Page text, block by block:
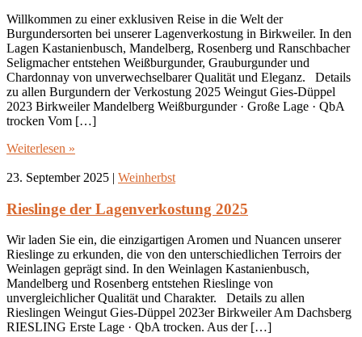
Willkommen zu einer exklusiven Reise in die Welt der
Burgundersorten bei unserer Lagenverkostung in Birkweiler. In den
Lagen Kastanienbusch, Mandelberg, Rosenberg und Ranschbacher
Seligmacher entstehen Weißburgunder, Grauburgunder und
Chardonnay von unverwechselbarer Qualität und Eleganz. Details
zu allen Burgundern der Verkostung 2025 Weingut Gies-Düppel
2023 Birkweiler Mandelberg Weißburgunder · Große Lage · QbA
trocken Vom […]
Weiterlesen »
23. September 2025 | Weinherbst
Rieslinge der Lagenverkostung 2025
Wir laden Sie ein, die einzigartigen Aromen und Nuancen unserer
Rieslinge zu erkunden, die von den unterschiedlichen Terroirs der
Weinlagen geprägt sind. In den Weinlagen Kastanienbusch,
Mandelberg und Rosenberg entstehen Rieslinge von
unvergleichlicher Qualität und Charakter. Details zu allen
Rieslingen Weingut Gies-Düppel 2023er Birkweiler Am Dachsberg
RIESLING Erste Lage · QbA trocken. Aus der […]